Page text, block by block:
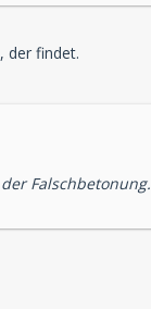
der findet.
Falschbetonung.